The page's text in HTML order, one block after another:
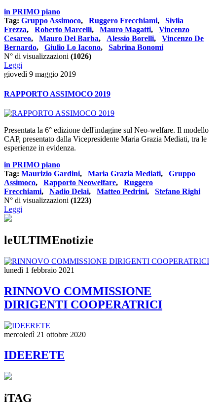
in PRIMO piano
Tag: Gruppo Assimoco, Ruggero Frecchiami, Sivlia
Frezza, Roberto Marcelli, Mauro Magatti, Vincenzo
Cesareo, Mauro Del Barba, Alessio Borelli, Vincenzo De
Bernardo, Giulio Lo Iacono, Sabrina Bonomi
N° di visualizzazioni (1026)
Leggi
giovedì 9 maggio 2019
RAPPORTO ASSIMOCO 2019
Presentata la 6° edizione dell'indagine sul Neo-welfare. Il modello
CAP, presentato dalla Vicepresidente Maria Grazia Mediati, tra le
esperienze in evidenza.
in PRIMO piano
Tag: Maurizio Gardini, Maria Grazia Mediati, Gruppo
Assimoco, Rapporto Neowelfare, Ruggero
Frecchiami, Nadio Delai, Matteo Pedrini, Stefano Righi
N° di visualizzazioni (1223)
Leggi
leULTIMEnotizie
lunedì 1 febbraio 2021
RINNOVO COMMISSIONE
DIRIGENTI COOPERATRICI
mercoledì 21 ottobre 2020
IDEERETE
iTAG